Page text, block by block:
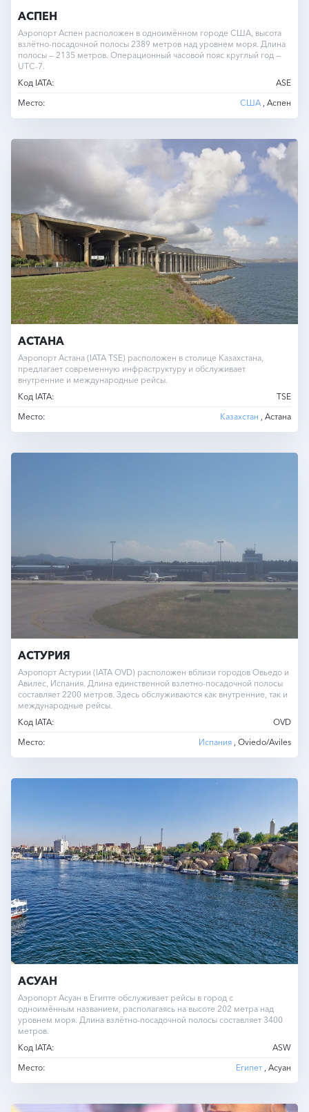
АСПЕН
Аэропорт Аспен расположен в одноимённом городе США, высота
взлётно-посадочной полосы 2389 метров над уровнем моря. Длина
полосы — 2135 метров. Операционный часовой пояс круглый год —
UTC-7.
Код IATA:
ASE
Место:
США , Аспен
АСТАНА
Аэропорт Астана (IATA TSE) расположен в столице Казахстана,
предлагает современную инфраструктуру и обслуживает
внутренние и международные рейсы.
Код IATA:
TSE
Место:
Казахстан , Астана
АСТУРИЯ
Аэропорт Астурии (IATA OVD) расположен вблизи городов Овьедо и
Авилес, Испания. Длина единственной взлетно-посадочной полосы
составляет 2200 метров. Здесь обслуживаются как внутренние, так и
международные рейсы.
Код IATA:
OVD
Место:
Испания , Oviedo/Aviles
АСУАН
Аэропорт Асуан в Египте обслуживает рейсы в город с
одноимённым названием, располагаясь на высоте 202 метра над
уровнем моря. Длина взлётно-посадочной полосы составляет 3400
метров.
Код IATA:
ASW
Место:
Египет , Асуан